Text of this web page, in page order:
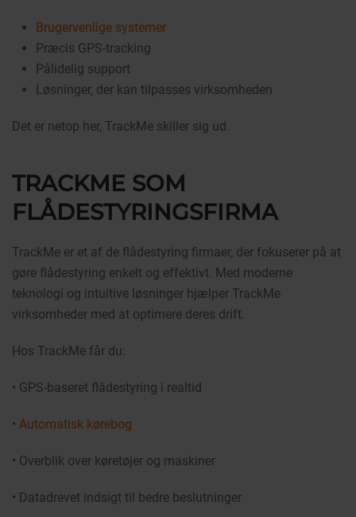
Brugervenlige systemer
Præcis GPS-tracking
Pålidelig support
Løsninger, der kan tilpasses virksomheden
Det er netop her, TrackMe skiller sig ud.
TRACKME SOM
FLÅDESTYRINGSFIRMA
TrackMe er et af de flådestyring firmaer, der fokuserer på at
gøre flådestyring enkelt og effektivt. Med moderne
teknologi og intuitive løsninger hjælper TrackMe
virksomheder med at optimere deres drift.
Hos TrackMe får du:
• GPS-baseret flådestyring i realtid
• Automatisk kørebog
• Overblik over køretøjer og maskiner
• Datadrevet indsigt til bedre beslutninger